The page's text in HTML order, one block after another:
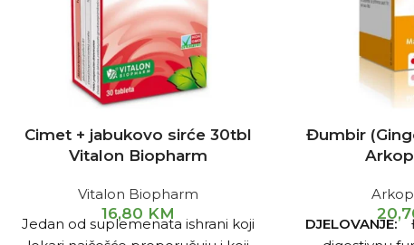
Cimet + jabukovo sirće 30tbl
Vitalon Biopharm
Vitalon Biopharm
16,80 KM
Jedan od suplemenata ishrani koji
Đumbir
DJELOVANJE: